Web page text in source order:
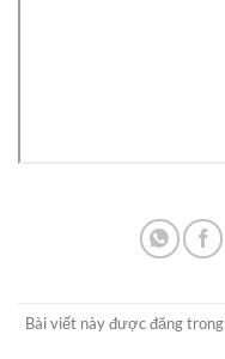
Bài viết này được đăng trong